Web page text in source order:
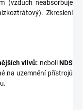
(vzduch neabsorbuje
Zkreslení
vlivů: neboliNDS
na uzemnění přístrojů